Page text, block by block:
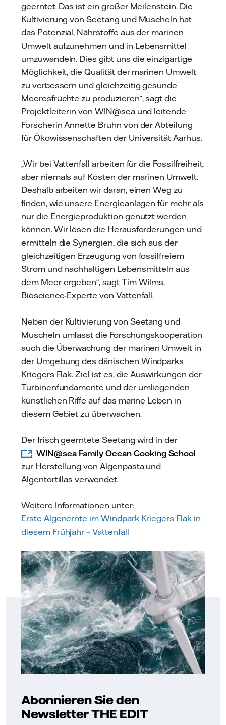
geerntet. Das ist ein großer Meilenstein. Die
Kultivierung von Seetang und Muscheln hat
das Potenzial, Nährstoffe aus der marinen
Umwelt aufzunehmen und in Lebensmittel
umzuwandeln. Dies gibt uns die einzigartige
Möglichkeit, die Qualität der marinen Umwelt
zu verbessern und gleichzeitig gesunde
Meeresfrüchte zu produzieren“, sagt die
Projektleiterin von WIN@sea und leitende
Forscherin Annette Bruhn von der Abteilung
für Ökowissenschaften der Universität Aarhus.
„Wir bei Vattenfall arbeiten für die Fossilfreiheit,
aber niemals auf Kosten der marinen Umwelt.
Deshalb arbeiten wir daran, einen Weg zu
finden, wie unsere Energieanlagen für mehr als
nur die Energieproduktion genutzt werden
können. Wir lösen die Herausforderungen und
ermitteln die Synergien, die sich aus der
gleichzeitigen Erzeugung von fossilfreiem
Strom und nachhaltigen Lebensmitteln aus
dem Meer ergeben“, sagt Tim Wilms,
Bioscience-Experte von Vattenfall.
Neben der Kultivierung von Seetang und
Muscheln umfasst die Forschungskooperation
auch die Überwachung der marinen Umwelt in
der Umgebung des dänischen Windparks
Kriegers Flak. Ziel ist es, die Auswirkungen der
Turbinenfundamente und der umliegenden
künstlichen Riffe auf das marine Leben in
diesem Gebiet zu überwachen.
Der frisch geerntete Seetang wird in der
WIN@sea Family Ocean Cooking School
zur Herstellung von Algenpasta und
Algentortillas verwendet.
Weitere Informationen unter:
Erste Algenernte im Windpark Kriegers Flak in
diesem Frühjahr – Vattenfall
Abonnieren Sie den
Newsletter THE EDIT